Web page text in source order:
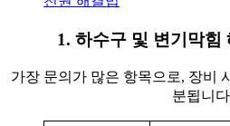
1. 하수구 및 변기막힘
가장 문의가 많은 항목으로, 장비
분됩니